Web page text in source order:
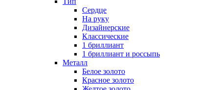
Сердце
На руку
Дизайнерские
Классические
1 бриллиант
1 бриллиант и россыпь
Металл
Белое золото
Красное золото